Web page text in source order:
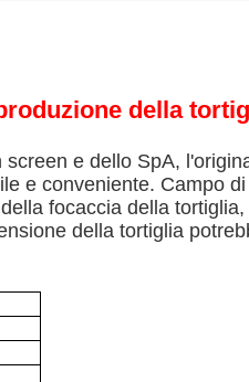
della
e dello SpA,
e conveniente. Campo di
focaccia della tortiglia,
della tortiglia